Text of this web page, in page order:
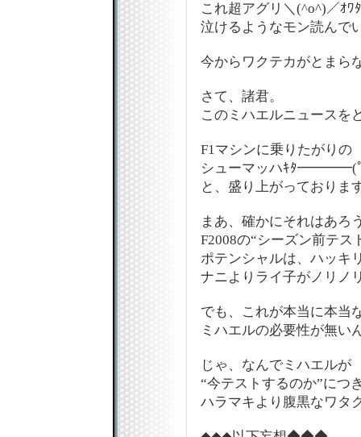
これ超アグリ＼(^o^)／ｵﾜ
泣けるようなモン読んで
今からワクテカがとまら
さて、諸君。
このミハエルニュースを
F1マシンに乗りたがりの
シューマッハｷﾀ
と、盛り上がっておりま
まあ、確かにそれはあろ
F2008の“シーズン前テス
ポテンシャルは、ハッキ
ナニよりライ子がノリノ
でも、これが本当に本当
ミハエルの必要性が無い
じゃ、なんでミハエルが
“今テストするのか”につ
ハラマキより腹黒なワタ